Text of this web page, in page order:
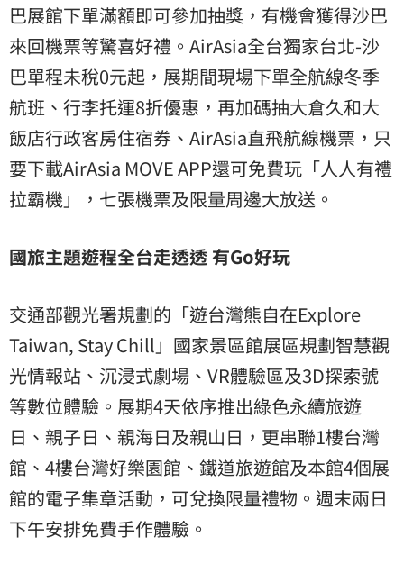
巴展館下單滿額即可參加抽獎，有機會獲得沙巴
來回機票等驚喜好禮。AirAsia全台獨家台北-沙
巴單程未稅0元起，展期間現場下單全航線冬季
航班、行李托運8折優惠，再加碼抽大倉久和大
飯店行政客房住宿券、AirAsia直飛航線機票，只
要下載AirAsia MOVE APP還可免費玩「人人有禮
拉霸機」，七張機票及限量周邊大放送。
國旅主題遊程全台走透透 有Go好玩
交通部觀光署規劃的「遊台灣熊自在Explore
Taiwan, Stay Chill」國家景區館展區規劃智慧觀
光情報站、沉浸式劇場、VR體驗區及3D探索號
等數位體驗。展期4天依序推出綠色永續旅遊
日、親子日、親海日及親山日，更串聯1樓台灣
館、4樓台灣好樂園館、鐵道旅遊館及本館4個展
館的電子集章活動，可兌換限量禮物。週末兩日
下午安排免費手作體驗。